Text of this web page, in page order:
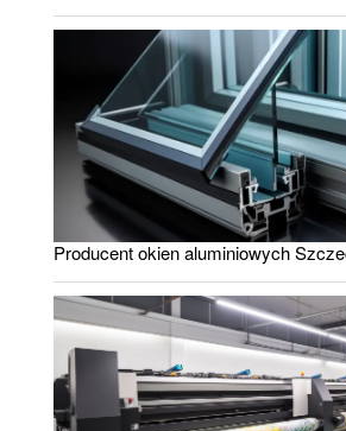
Producent okien aluminiowych